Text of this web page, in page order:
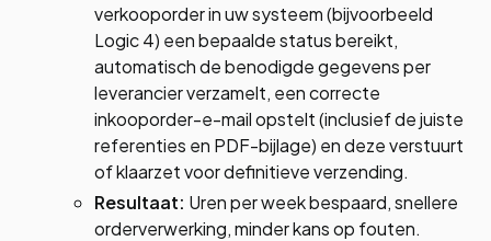
verkooporder in uw systeem (bijvoorbeeld
Logic 4) een bepaalde status bereikt,
automatisch de benodigde gegevens per
leverancier verzamelt, een correcte
inkooporder-e-mail opstelt (inclusief de juiste
referenties en PDF-bijlage) en deze verstuurt
of klaarzet voor definitieve verzending.
Resultaat: Uren per week bespaard, snellere
orderverwerking, minder kans op fouten.